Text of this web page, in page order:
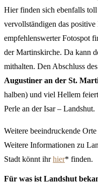
Hier finden sich ebenfalls
vervollständigen das
empfehlenswerter Fotospot
der Martinskirche. Da kann
mithalten. Den Abschluss
Augustiner an der St.
halben) und viel Hellem
Perle an der Isar – Landshut.
Weitere beeindruckende
Weitere Informationen zu
Stadt könnt ihrhier* finden.
Für was ist Landshut